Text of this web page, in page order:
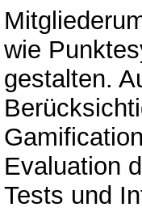
wie
gestalten.
Evaluation
Tests und